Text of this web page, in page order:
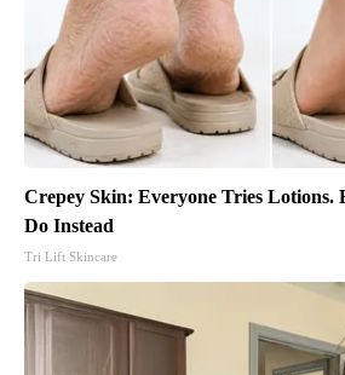
Crepey Skin: Everyone Tries Lotions.
Do Instead
Tri Lift Skincare